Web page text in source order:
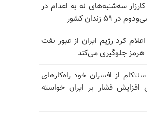
کارزار سه‌شنبه‌های نه به اعدام در
۵۹ زندان کشور
کرد رژیم ایران از عبور نفت
هرمز جلوگیری می‌کند
از افسران خود راه‌کارهای
افزایش فشار بر ایران خواسته